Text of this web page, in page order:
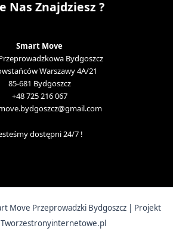
Nas Znajdziesz ?
Smart Move
Bydgoszcz
Warszawy 4A/21
85-681 Bydgoszcz
+48 725 216 067
dostępni 24/7 !
Move Przeprowadzki Bydgoszcz | Projekt